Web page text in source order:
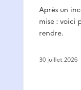
Après un
mise : voici
rendre.
30 juillet 2026